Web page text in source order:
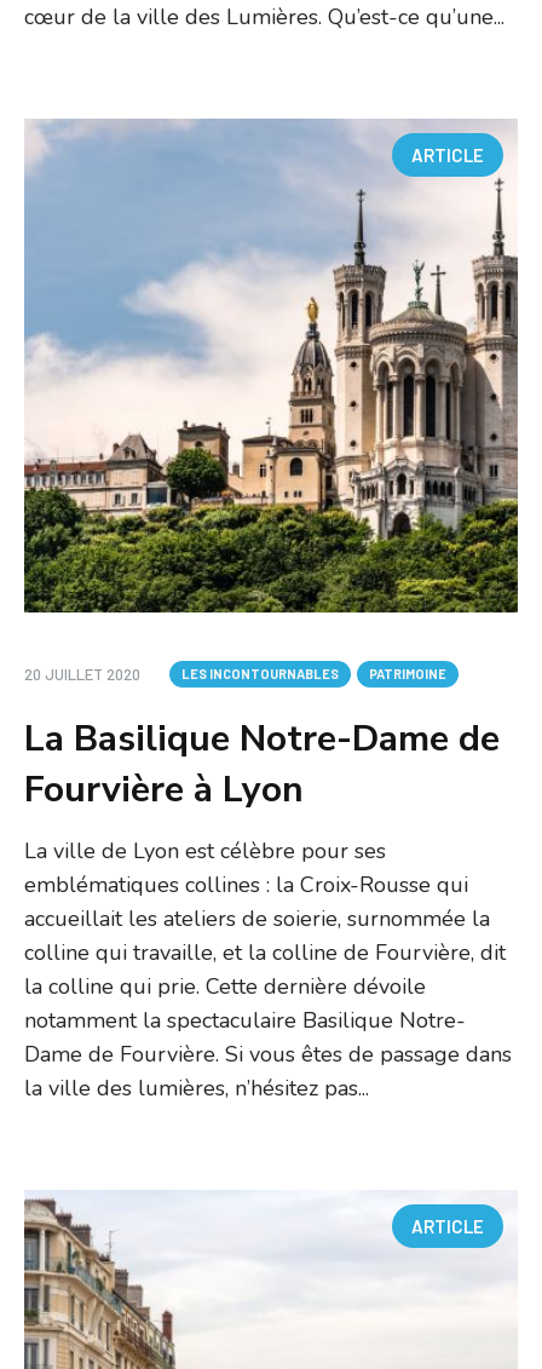
cœur de la ville des Lumières. Qu’est-ce qu’une...
ARTICLE
20 JUILLET 2020 LES INCONTOURNABLES PATRIMOINE
La Basilique Notre-Dame de
Fourvière à Lyon
La ville de Lyon est célèbre pour ses
emblématiques collines : la Croix-Rousse qui
accueillait les ateliers de soierie, surnommée la
colline qui travaille, et la colline de Fourvière, dit
la colline qui prie. Cette dernière dévoile
notamment la spectaculaire Basilique Notre-
Dame de Fourvière. Si vous êtes de passage dans
la ville des lumières, n’hésitez pas...
ARTICLE